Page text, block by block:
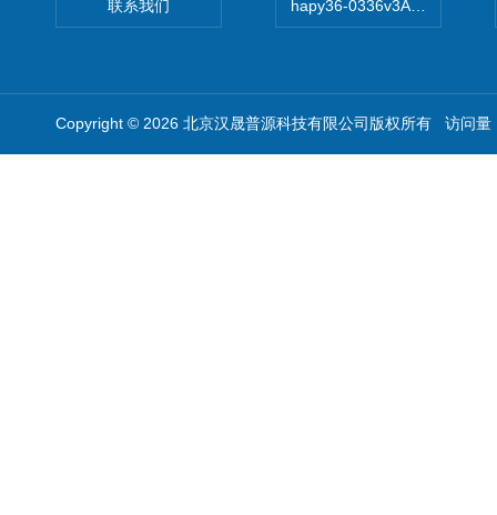
联系我们 hapy36-0336v3A高精度小型
Copyright © 2026 北京汉晟普源科技有限公司版权所有 访问量